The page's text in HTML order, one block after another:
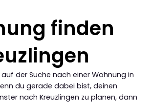
finden
der Suche nach einer Wohnung in
du gerade dabei bist, deinen
nach Kreuzlingen zu planen, dann